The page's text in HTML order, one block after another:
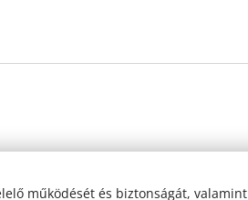
működését és biztonságát, valamint